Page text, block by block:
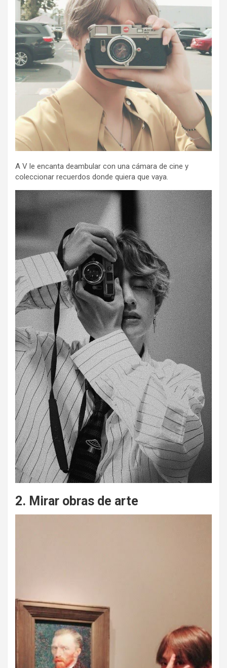
A V le encanta deambular con una cámara de cine y
coleccionar recuerdos donde quiera que vaya.
2. Mirar obras de arte